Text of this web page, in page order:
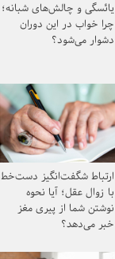
یائسگی و چالش‌های شبانه؛
چرا خواب در این دوران
دشوار می‌شود؟
ارتباط شگفت‌انگیز دست‌خط
با زوال عقل؛ آیا نحوه
نوشتن شما از پیری مغز
خبر می‌دهد؟